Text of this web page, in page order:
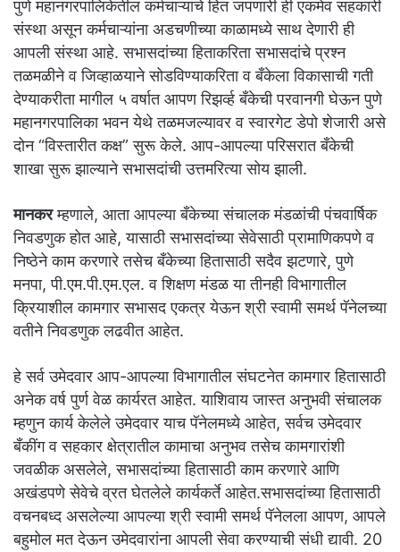
पुणे महानगरपालिकेतील कर्मचाऱ्यांचे हित जपणारी ही एकमेव सहकारी
संस्था असून कर्मचाऱ्यांना अडचणीच्या काळामध्ये साथ देणारी ही
आपली संस्था आहे. सभासदांच्या हिताकरिता सभासदांचे प्रश्न
तळमळीने व जिव्हाळयाने सोडविण्याकरिता व बँकेला विकासाची गती
देण्याकरीता मागील ५ वर्षात आपण रिझर्व्ह बँकेची परवानगी घेऊन पुणे
महानगरपालिका भवन येथे तळमजल्यावर व स्वारगेट डेपो शेजारी असे
दोन “विस्तारीत कक्ष” सुरू केले. आप-आपल्या परिसरात बँकेची
शाखा सुरू झाल्याने सभासदांची उत्तमरित्या सोय झाली.
मानकरम्हणाले, आता आपल्या बँकेच्या संचालक मंडळांची पंचवार्षिक
निवडणुक होत आहे, यासाठी सभासदांच्या सेवेसाठी प्रामाणिकपणे व
निष्ठेने काम करणारे तसेच बँकेच्या हितासाठी सदैव झटणारे, पुणे
मनपा, पी.एम.पी.एम.एल. व शिक्षण मंडळ या तीनही विभागातील
क्रियाशील कामगार सभासद एकत्र येऊन श्री स्वामी समर्थ पॅनेलच्या
वतीने निवडणुक लढवीत आहेत.
हे सर्व उमेदवार आप-आपल्या विभागातील संघटनेत कामगार हितासाठी
अनेक वर्ष पुर्ण वेळ कार्यरत आहेत. याशिवाय जास्त अनुभवी संचालक
म्हणुन कार्य केलेले उमेदवार याच पॅनेलमध्ये आहेत, सर्वच उमेदवार
बँकींग व सहकार क्षेत्रातील कामाचा अनुभव तसेच कामगारांशी
जवळीक असलेले, सभासदांच्या हितासाठी काम करणारे आणि
अखंडपणे सेवेचे व्रत घेतलेले कार्यकर्ते आहेत.सभासदांच्या हितासाठी
वचनबध्द असलेल्या आपल्या श्री स्वामी समर्थ पॅनेलला आपण, आपले
बहुमोल मत देऊन उमेदवारांना आपली सेवा करण्याची संधी द्यावी. 20